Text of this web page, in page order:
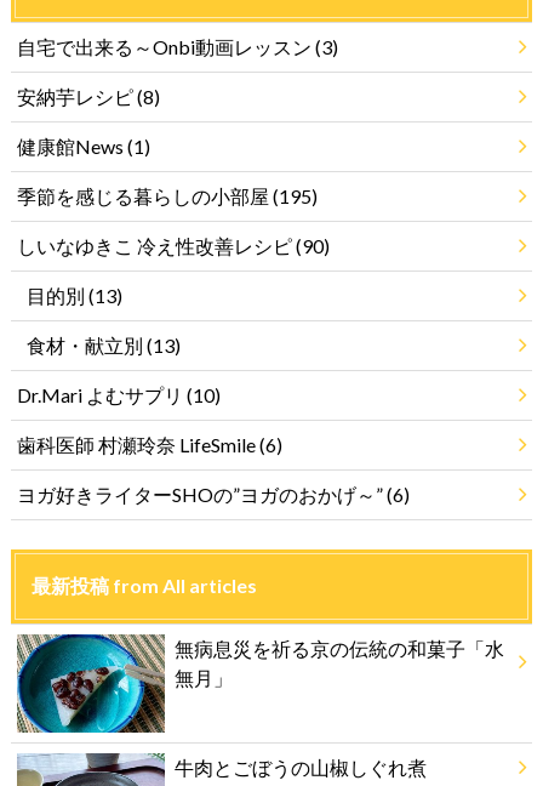
自宅で出来る～Onbi動画レッスン (3)
安納芋レシピ(8)
健康館News (1)
季節を感じる暮らしの小部屋 (195)
しいなゆきこ 冷え性改善レシピ(90)
目的別 (13)
食材・献立別 (13)
Dr.Mari よむサプリ (10)
歯科医師 村瀬玲奈 LifeSmile(6)
ヨガ好きライターSHOの”ヨガのおかげ～”(6)
最新投稿 from All articles
無病息災を祈る京の伝統の和菓子「水
無月」
牛肉とごぼうの山椒しぐれ煮